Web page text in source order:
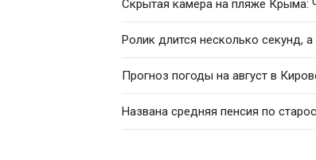
Скрытая камера на пляже Крыма:
Ролик длится несколько секунд,
Прогноз погоды на август в
Названа средняя пенсия по